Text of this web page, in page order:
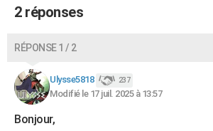
Carte de Noël
Carte Bonne année
Carte Saint-Valentin
Carte Pâques
Carte d'anniversaire
DICTIONNAIRE
PROGRAMME TV
COPAINS D'AVANT
S'inscrire
Se connecter
Lycées
Collèges
Primaires
Universités
Entreprises
Service militaire
Avis de recherche
AVIS DE DÉCÈS
FORUM
2 réponses
RÉPONSE 1 / 2
Ulysse5818 237
Modifié le 17 juil. 2025 à 13:57
Bonjour,